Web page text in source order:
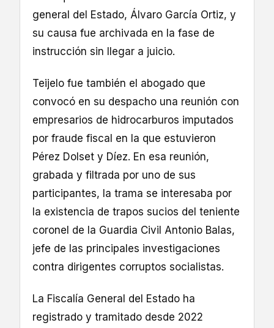
general del Estado, Álvaro García Ortiz, y
su causa fue archivada en la fase de
instrucción sin llegar a juicio.
Teijelo fue también el abogado que
convocó en su despacho una reunión con
empresarios de hidrocarburos imputados
por fraude fiscal en la que estuvieron
Pérez Dolset y Díez. En esa reunión,
grabada y filtrada por uno de sus
participantes, la trama se interesaba por
la existencia de trapos sucios del teniente
coronel de la Guardia Civil Antonio Balas,
jefe de las principales investigaciones
contra dirigentes corruptos socialistas.
La Fiscalía General del Estado ha
registrado y tramitado desde 2022